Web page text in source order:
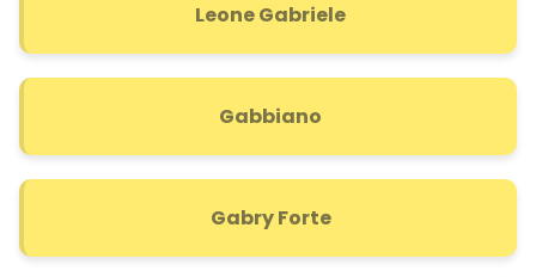
Leone Gabriele
Gabbiano
Gabry Forte